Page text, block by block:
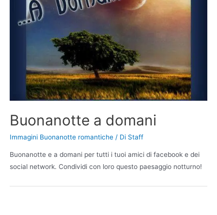
Buonanotte a domani
Immagini Buonanotte romantiche / Di Staff
Buonanotte e a domani per tutti i tuoi amici di facebook e dei
social network. Condividi con loro questo paesaggio notturno!